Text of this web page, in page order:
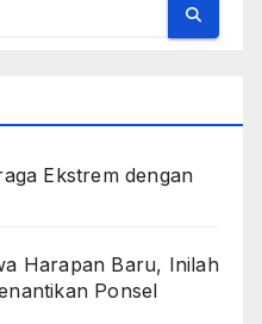
Ekstrem dengan
Harapan Baru, Inilah
Ponsel